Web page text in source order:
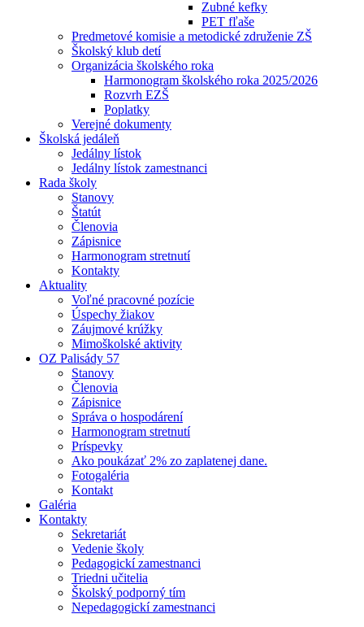
Zubné kefky
PET fľaše
Predmetové komisie a metodické združenie ZŠ
Školský klub detí
Organizácia školského roka
Harmonogram školského roka 2025/2026
Rozvrh EZŠ
Poplatky
Verejné dokumenty
Školská jedáleň
Jedálny lístok
Jedálny lístok zamestnanci
Rada školy
Stanovy
Štatút
Členovia
Zápisnice
Harmonogram stretnutí
Kontakty
Aktuality
Voľné pracovné pozície
Úspechy žiakov
Záujmové krúžky
Mimoškolské aktivity
OZ Palisády 57
Stanovy
Členovia
Zápisnice
Správa o hospodárení
Harmonogram stretnutí
Príspevky
Ako poukázať 2% zo zaplatenej dane.
Fotogaléria
Kontakt
Galéria
Kontakty
Sekretariát
Vedenie školy
Pedagogickí zamestnanci
Triedni učitelia
Školský podporný tím
Nepedagogickí zamestnanci